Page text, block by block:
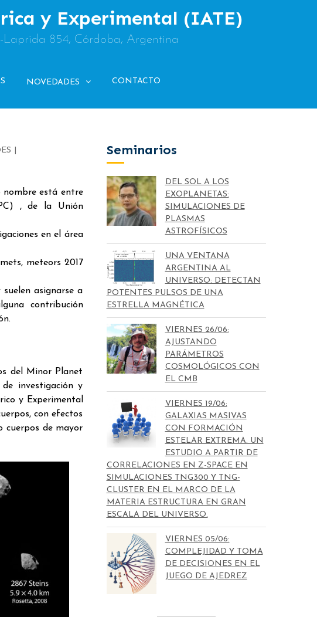
y Experimental (IATE)
-Laprida 854, Córdoba, Argentina
NOVEDADES CONTACTO
nombre está entre
, de la Unión
en el área
meteors 2017
asignarse a
contribución
del Minor Planet
investigación y
y Experimental
con efectos
cuerpos de mayor
Seminarios
DEL SOL A LOS
EXOPLANETAS:
SIMULACIONES DE
PLASMAS
ASTROFÍSICOS
UNA VENTANA
ARGENTINA AL
UNIVERSO: DETECTAN
POTENTES PULSOS DE UNA
ESTRELLA MAGNÉTICA
VIERNES 26/06:
AJUSTANDO
PARÁMETROS
COSMOLÓGICOS CON
EL CMB
VIERNES 19/06:
GALAXIAS MASIVAS
CON FORMACIÓN
ESTELAR EXTREMA. UN
ESTUDIO A PARTIR DE
CORRELACIONES EN Z-SPACE EN
SIMULACIONES TNG300 Y TNG-
CLUSTER EN EL MARCO DE LA
MATERIA ESTRUCTURA EN GRAN
ESCALA DEL UNIVERSO.
VIERNES 05/06:
COMPLEJIDAD Y TOMA
DE DECISIONES EN EL
JUEGO DE AJEDREZ